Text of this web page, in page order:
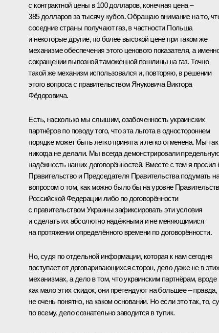
с контрактной цены в 100 долларов, конечная цена –
385 долларов за тысячу кубов. Обращаю внимание на то,
соседние страны получают газ, в частности Польша
и некоторые другие, по более высокой цене при таком же
механизме обеспечения этого ценового показателя, а
сокращении вывозной таможенной пошлины на газ. Точно
такой же механизм использовался и, повторяю, в решении
этого вопроса с правительством Януковича Виктора
Фёдоровича.
Есть, насколько мы слышим, озабоченность украинских
партнёров по поводу того, что эта льгота в одностороннем
порядке может быть легко принята и легко отменена. Мы так
никогда не делали. Мы всегда демонстрировали
надёжность наших договорённостей. Вместе с тем я просил
Правительство и Председателя Правительства подумать
вопросом о том, как можно было бы на уровне
Российской Федерации либо по договорённости
с правительством Украины зафиксировать эти условия
и сделать их абсолютно надёжными и не меняющимися
на протяжении определённого времени по договорённости.
Но, судя по отдельной информации, которая к нам сегодня
поступает от договаривающихся сторон, дело даже не в
механизмах, а дело в том, что украинским партнёрам, вроде
как мало этих скидок, они претендуют на большее – правда,
не очень понятно, на каком основании. Но если это так, то,
по всему, дело сознательно заводится в тупик.